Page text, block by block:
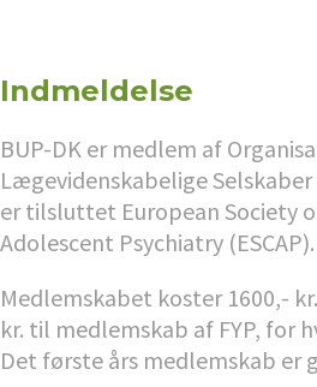
Indmeldelse
BUP-DK er medlem af
Lægevidenskabelige Selskaber
er tilsluttet European Society
Adolescent Psychiatry (ESCAP).
Medlemskabet koster 1600,-
kr. til medlemskab af FYP, for
Det første års medlemskab er